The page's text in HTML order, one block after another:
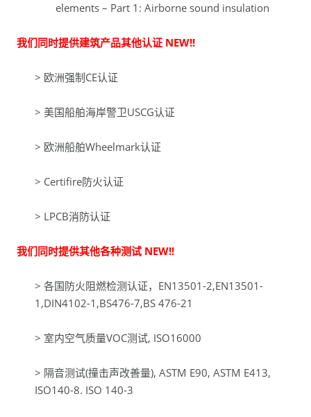
elements – Part 1: Airborne sound insulation
我们同时提供建筑产品其他认证 NEW!!
> 欧洲强制CE认证
> 美国船舶海岸警卫USCG认证
> 欧洲船舶Wheelmark认证
> Certifire防火认证
> LPCB消防认证
我们同时提供其他各种测试 NEW!!
> 各国防火阻燃检测认证，EN13501-2,EN13501-
1,DIN4102-1,BS476-7,BS 476-21
> 室内空气质量VOC测试, ISO16000
> 隔音测试(撞击声改善量), ASTM E90, ASTM E413,
ISO140-8. ISO 140-3